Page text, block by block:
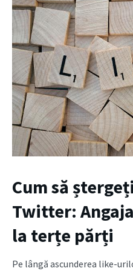
Cum să
Twitter:
la terțe părți
Pe lângă ascunderea like-